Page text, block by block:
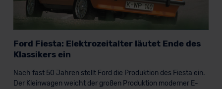
Ford Fiesta: Elektrozeitalter läutet Ende des
Klassikers ein
Nach fast 50 Jahren stellt Ford die Produktion des Fiesta ein.
Der Kleinwagen weicht der großen Produktion moderner E-